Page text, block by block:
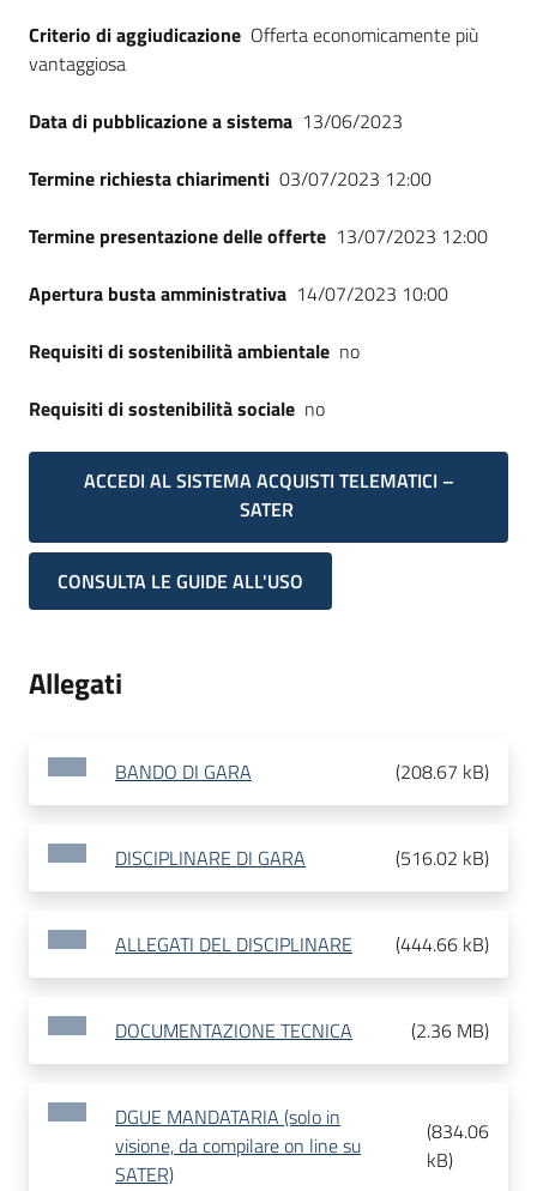
Criterio di aggiudicazione Offerta economicamente più
vantaggiosa
Data di pubblicazione a sistema 13/06/2023
Termine richiesta chiarimenti 03/07/2023 12:00
Termine presentazione delle offerte 13/07/2023 12:00
Apertura busta amministrativa 14/07/2023 10:00
Requisiti di sostenibilità ambientale no
Requisiti di sostenibilità sociale no
ACCEDI AL SISTEMA ACQUISTI TELEMATICI –
SATER
CONSULTA LE GUIDE ALL'USO
Allegati
BANDO DI GARA (208.67 kB)
DISCIPLINARE DI GARA (516.02 kB)
ALLEGATI DEL DISCIPLINARE (444.66 kB)
DOCUMENTAZIONE TECNICA (2.36 MB)
DGUE MANDATARIA (solo in
visione, da compilare on line su
SATER)
(834.06
kB)